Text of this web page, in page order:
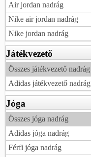
Air jordan nadrág
Nike air jordan nadrág
Nike jordan nadrág
Játékvezető
Összes játékvezető nadrág
Adidas játékvezető nadrág
Jóga
Összes jóga nadrág
Adidas jóga nadrág
Férfi jóga nadrág